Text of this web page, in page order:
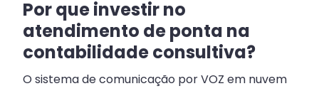
Por que investir no
atendimento de ponta na
contabilidade consultiva?
O sistema de comunicação por VOZ em nuvem